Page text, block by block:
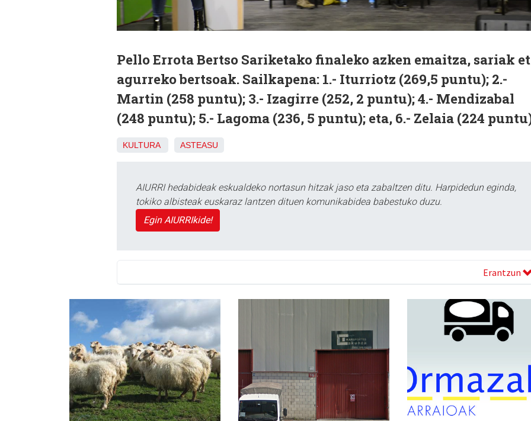
Pello Errota Bertso Sariketako finaleko azken emaitza, sariak
agurreko bertsoak. Sailkapena: 1.- Iturriotz (269,5 puntu); 2.-
Martin (258 puntu); 3.- Izagirre (252, 2 puntu); 4.- Mendizabal
(248 puntu); 5.- Lagoma (236, 5 puntu); eta, 6.- Zelaia (224
KULTURA ASTEASU
AIURRI hedabideak eskualdeko nortasun hitzak jaso eta zabaltzen ditu. Harpidedun eginda,
tokiko albisteak euskaraz lantzen dituen komunikabidea babestuko duzu.
Egin AIURRIkide!
Erantzun